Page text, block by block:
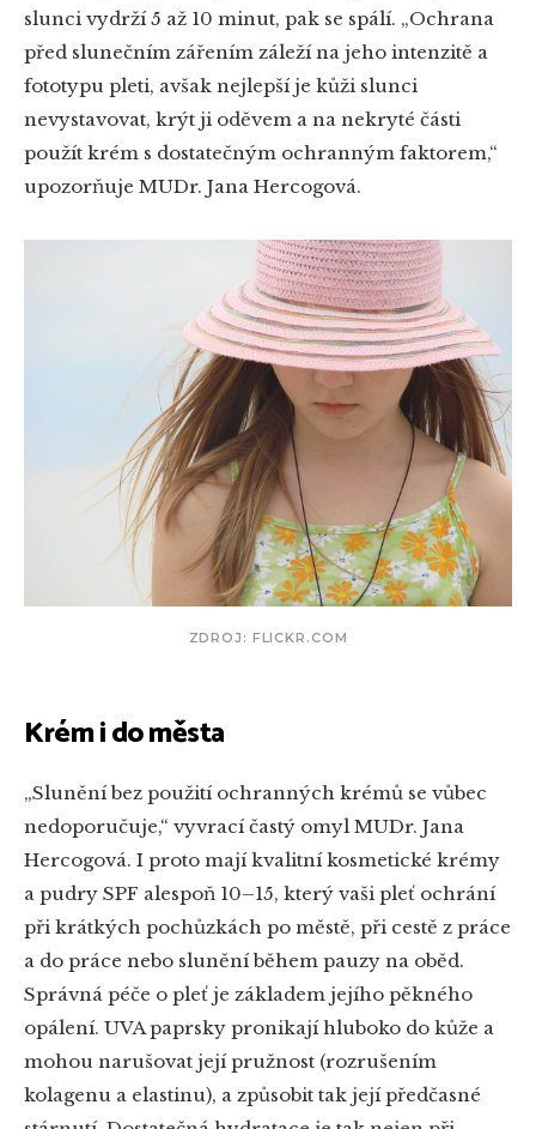
slunci vydrží 5 až 10 minut, pak se spálí. „Ochrana
před slunečním zářením záleží na jeho intenzitě a
fototypu pleti, avšak nejlepší je kůži slunci
nevystavovat, krýt ji oděvem a na nekryté části
použít krém s dostatečným ochranným faktorem,“
upozorňuje MUDr. Jana Hercogová.
ZDROJ: FLICKR.COM
Krém i do města
„Slunění bez použití ochranných krémů se vůbec
nedoporučuje,“ vyvrací častý omyl MUDr. Jana
Hercogová. I proto mají kvalitní kosmetické krémy
a pudry SPF alespoň 10–15, který vaši pleť ochrání
při krátkých pochůzkách po městě, při cestě z práce
a do práce nebo slunění během pauzy na oběd.
Správná péče o pleť je základem jejího pěkného
opálení. UVA paprsky pronikají hluboko do kůže a
mohou narušovat její pružnost (rozrušením
kolagenu a elastinu), a způsobit tak její předčasné